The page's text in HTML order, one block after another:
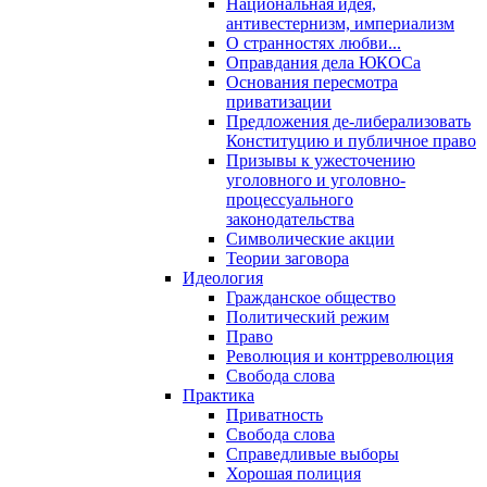
Национальная идея,
антивестернизм, империализм
О странностях любви...
Оправдания дела ЮКОСа
Основания пересмотра
приватизации
Предложения де-либерализовать
Конституцию и публичное право
Призывы к ужесточению
уголовного и уголовно-
процессуального
законодательства
Символические акции
Теории заговора
Идеология
Гражданское общество
Политический режим
Право
Революция и контрреволюция
Свобода слова
Практика
Приватность
Свобода слова
Справедливые выборы
Хорошая полиция